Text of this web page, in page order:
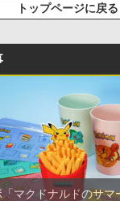
トップページに戻る
マクドナルドのサマ